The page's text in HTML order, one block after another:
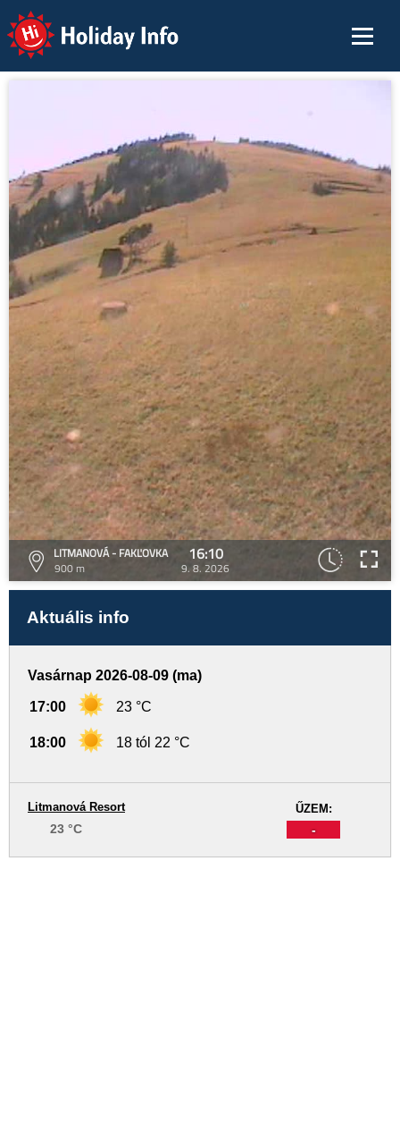
Holiday Info
LITMANOVÁ - FAKĽOVKA
900 m
16:10
9. 8. 2026
Aktuális info
Vasárnap 2026-08-09 (ma)
17:00 23 °C
18:00 18 tól 22 °C
ŰZEM:
-
Litmanová Resort
23 °C